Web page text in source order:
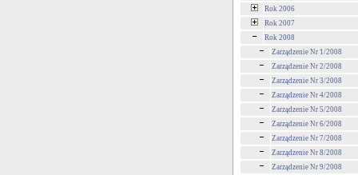
Rok 2006
Rok 2007
Rok 2008
Zarządzenie Nr 1/2008
Zarządzenie Nr 2/2008
Zarządzenie Nr 3/2008
Zarządzenie Nr 4/2008
Zarządzenie Nr 5/2008
Zarządzenie Nr 6/2008
Zarządzenie Nr 7/2008
Zarządzenie Nr 8/2008
Zarządzenie Nr 9/2008